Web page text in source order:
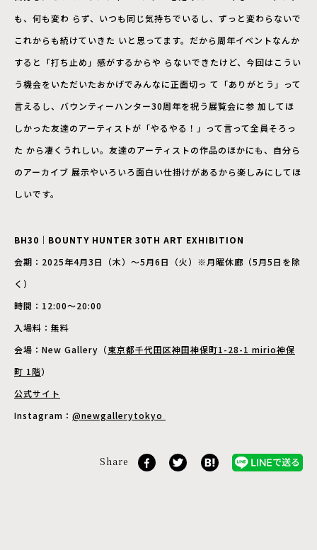
も、何も変わ らず、いつも同じ気持ちでいるし、ずっと変わらないで
これからも続けていきた いと思ってます。だから周年イベントなんか
すると「打ち止め」感がするからや らないできたけど、今回はこうい
う機会をいただいたおかげでみんなに正面切っ て「ありがとう」って
言えるし、バウンティーハンター30周年を祝う展覧会に参 加してほ
しかった友達のアーティストが「やるやる！」って言って全員そろっ
た から凄くうれしい。友達のアーティストの作品のほかにも、自分ら
のアーカイブ 展示やいろいろ面白い仕掛けがあるから楽しみにしてほ
しいです。
BH30｜BOUNTY HUNTER 30TH ART EXHIBITION
会期：2025年4月3日（木）～5月6日（火）※月曜休廊（5月5日を除
く）
時間：12:00～20:00
入場料：無料
会場：New Gallery（東京都千代田区神田神保町1-28-1 mirio神保
町 1階）
公式サイト
Instagram： @newgallerytokyo
Share